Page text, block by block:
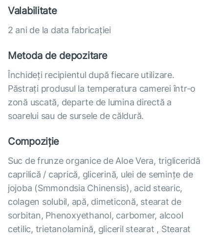
Valabilitate
2 ani de la data fabricației
Metoda de depozitare
Închideți recipientul după fiecare utilizare.
Păstrați produsul la temperatura camerei într-o
zonă uscată, departe de lumina directă a
soarelui sau de sursele de căldură.
Compoziție
Suc de frunze organice de Aloe Vera, trigliceridă
caprilică / caprică, glicerină, ulei de semințe de
jojoba (Smmondsia Chinensis), acid stearic,
colagen solubil, apă, dimeticonă, stearat de
sorbitan, Phenoxyethanol, carbomer, alcool
cetilic, trietanolamină, gliceril stearat , Stearat